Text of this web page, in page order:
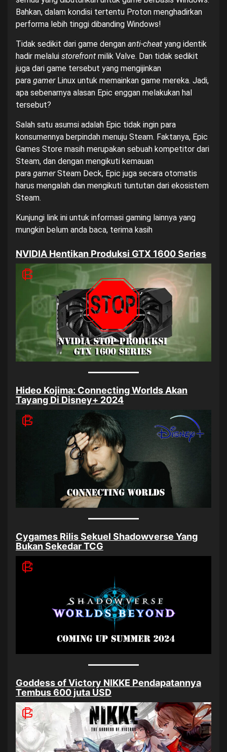
Bahkan, dalam kondisi tertentu Proton menghadirkan
performa lebih tinggi dibanding Windows!
Tidak sedikit dari game dengan anti-cheat yang identik
hadir melalui storefront milik Valve. Dan tidak sedikit
juga dari game tersebut yang mengijinkan
para gamerLinux untuk memainkan game mereka. Jadi,
apa sebenarnya alasan Epic enggan melakukan hal
tersebut?
Salah satu asumsi adalah Epic tidak ingin para
konsumennya berpindah menuju Steam. Faktanya, Epic
Games Store masih merupakan sebuah kompetitor dari
Steam, dan dengan mengikuti kemauan
para gamerSteam Deck, Epic juga secara otomatis
harus mengalah dan mengikuti tuntutan dari ekosistem
Steam.
Kunjungi link ini untuk informasi gaming lainnya yang
mungkin belum anda baca, terima kasih
NVIDIA Hentikan Produksi GTX 1600 Series
Hideo Kojima: Connecting Worlds Akan
Tayang Di Disney+ 2024
Cygames Rilis Sekuel Shadowverse Yang
Bukan Sekedar TCG
Goddess of Victory NIKKE Pendapatannya
Tembus 600 juta USD